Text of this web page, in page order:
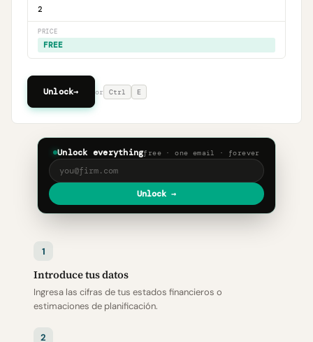
2
PRICE
FREE
Unlock→ or Ctrl E
Unlock everythingfree · one email · forever
Unlock →
1
Introduce tus datos
Ingresa las cifras de tus estados financieros o
estimaciones de planificación.
2